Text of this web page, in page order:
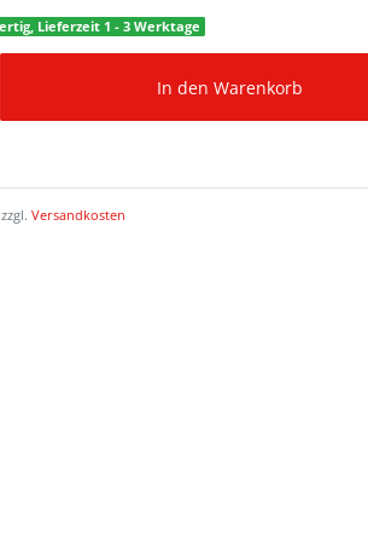
Lieferzeit 1 - 3 Werktage
In den Warenkorb
Versandkosten